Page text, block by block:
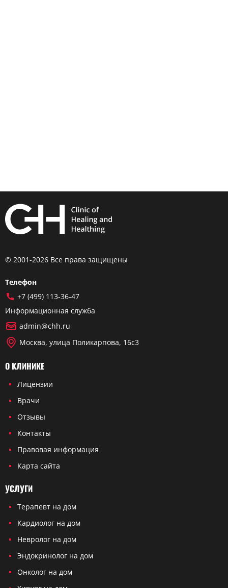
© 2001-2026 Все права защищены
Телефон
+7 (499) 113-36-47
Информационная служба
admin@chh.ru
Москва, улица Поликарпова, 16с3
О КЛИНИКЕ
Лицензии
Врачи
Отзывы
Контакты
Правовая информация
Карта сайта
УСЛУГИ
Терапевт на дом
Кардиолог на дом
Невролог на дом
Эндокринолог на дом
Онколог на дом